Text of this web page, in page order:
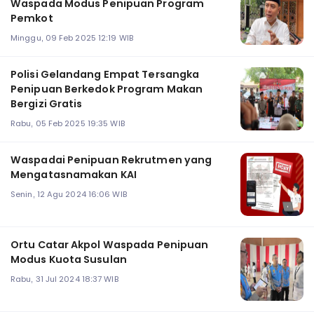
Waspada Modus Penipuan Program
Pemkot
Minggu, 09 Feb 2025 12:19 WIB
Polisi Gelandang Empat Tersangka
Penipuan Berkedok Program Makan
Bergizi Gratis
Rabu, 05 Feb 2025 19:35 WIB
Waspadai Penipuan Rekrutmen yang
Mengatasnamakan KAI
Senin, 12 Agu 2024 16:06 WIB
Ortu Catar Akpol Waspada Penipuan
Modus Kuota Susulan
Rabu, 31 Jul 2024 18:37 WIB